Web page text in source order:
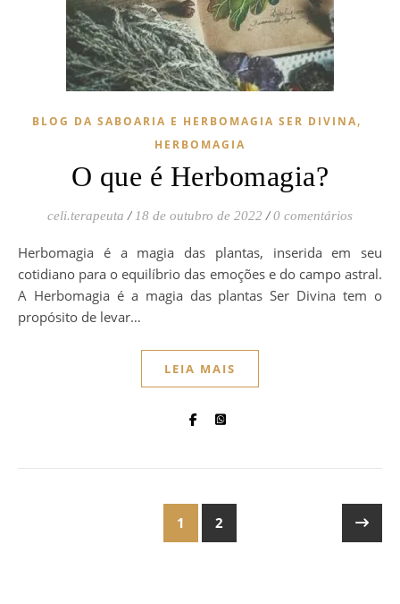
BLOG DA SABOARIA E HERBOMAGIA SER DIVINA,
HERBOMAGIA
O que é Herbomagia?
celi.terapeuta / 18 de outubro de 2022 / 0 comentários
Herbomagia é a magia das plantas, inserida em seu
cotidiano para o equilíbrio das emoções e do campo astral.
A Herbomagia é a magia das plantas Ser Divina tem o
propósito de levar…
LEIA MAIS
1 2